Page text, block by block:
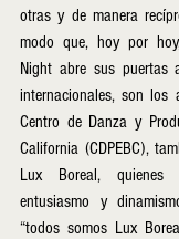
otras y de manera
modo que, hoy por
Night abre sus puertas
internacionales, son los
Centro de Danza y
California (CDPEBC),
Lux Boreal, quienes
entusiasmo y
“todos somos Lux